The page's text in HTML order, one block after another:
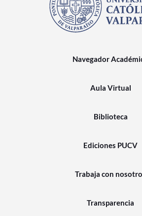
Navegador
Aula Virtual
Biblioteca
Ediciones PUCV
Trabaja con
Transparencia